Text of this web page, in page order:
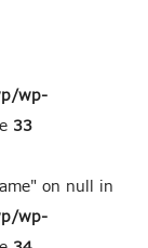
wp-
33
on null in
wp-